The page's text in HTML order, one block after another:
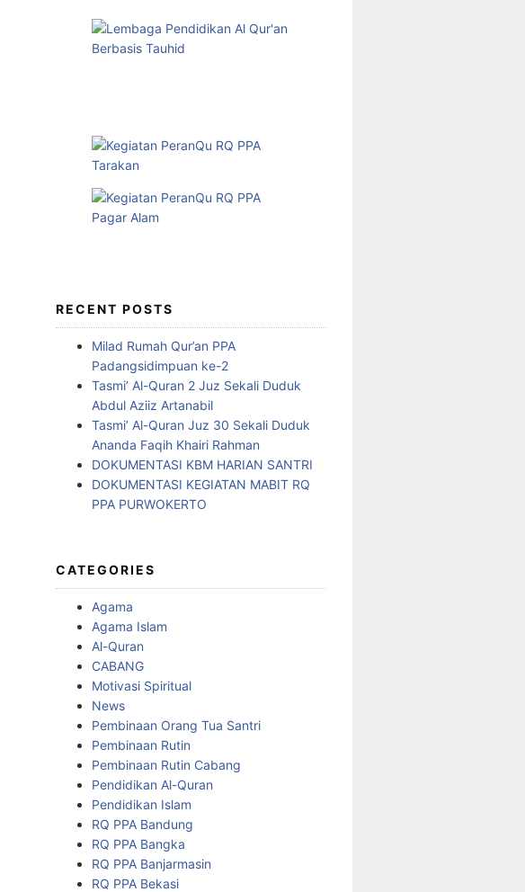
RECENT POSTS
Milad Rumah Qur’an PPA
Padangsidimpuan ke-2
Tasmi’ Al-Quran 2 Juz Sekali Duduk
Abdul Aziiz Artanabil
Tasmi’ Al-Quran Juz 30 Sekali Duduk
Ananda Faqih Khairi Rahman
DOKUMENTASI KBM HARIAN SANTRI
DOKUMENTASI KEGIATAN MABIT RQ
PPA PURWOKERTO
CATEGORIES
Agama
Agama Islam
Al-Quran
CABANG
Motivasi Spiritual
News
Pembinaan Orang Tua Santri
Pembinaan Rutin
Pembinaan Rutin Cabang
Pendidikan Al-Quran
Pendidikan Islam
RQ PPA Bandung
RQ PPA Bangka
RQ PPA Banjarmasin
RQ PPA Bekasi